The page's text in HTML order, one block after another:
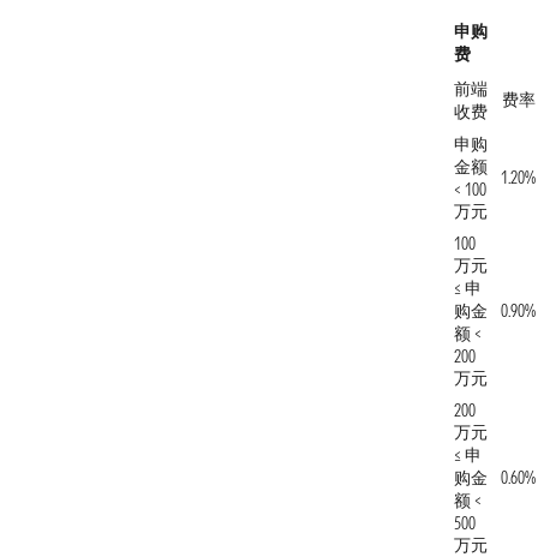
申购
费
前端
收费
费率
申购
金额
< 100
万元
1.20%
100
万元
≤ 申
购金
额 <
200
万元
0.90%
200
万元
≤ 申
购金
额 <
500
万元
0.60%